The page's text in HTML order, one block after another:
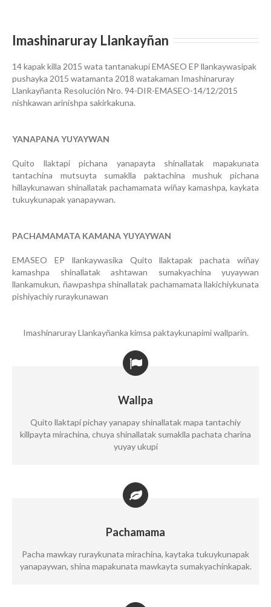
Imashinaruray Llankayñan
14 kapak killa 2015 wata tantanakupi EMASEO EP llankaywasipak
pushayka 2015 watamanta 2018 watakaman Imashinaruray
Llankayñanta Resolución Nro. 94-DIR-EMASEO-14/12/2015
nishkawan arinishpa sakirkakuna.
YANAPANA YUYAYWAN
Quito llaktapi pichana yanapayta shinallatak mapakunata
tantachina mutsuyta sumaklla paktachina mushuk pichana
hillaykunawan shinallatak pachamamata wiñay kamashpa, kaykata
tukuykunapak yanapaywan.
PACHAMAMATA KAMANA YUYAYWAN
EMASEO EP llankaywasika Quito llaktapak pachata wiñay
kamashpa shinallatak ashtawan sumakyachina yuyaywan
llankamukun, ñawpashpa shinallatak pachamamata llakichiykunata
pishiyachiy ruraykunawan
Imashinaruray Llankayñanka kimsa paktaykunapimi wallparin.
Wallpa
Quito llaktapi pichay yanapay shinallatak mapa tantachiy
killpayta mirachina, chuya shinallatak sumaklla pachata charina
yuyay ukupi
Pachamama
Pacha mawkay ruraykunata mirachina, kaytaka tukuykunapak
yanapaywan, shina mapakunata mawkayta sumakyachinkapak.